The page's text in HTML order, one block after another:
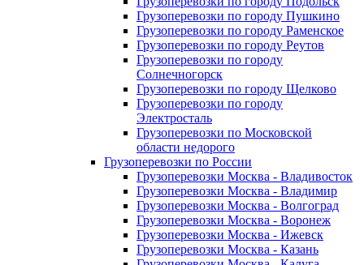
Грузоперевозки по городу Пушкино
Грузоперевозки по городу Раменское
Грузоперевозки по городу Реутов
Грузоперевозки по городу
Солнечногорск
Грузоперевозки по городу Щелково
Грузоперевозки по городу
Электросталь
Грузоперевозки по Московской
области недорого
Грузоперевозки по России
Грузоперевозки Москва - Владивосток
Грузоперевозки Москва - Владимир
Грузоперевозки Москва - Волгоград
Грузоперевозки Москва - Воронеж
Грузоперевозки Москва - Ижевск
Грузоперевозки Москва - Казань